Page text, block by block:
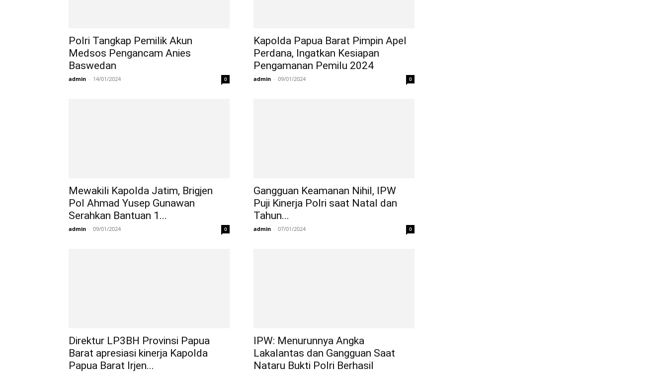
Polri Tangkap Pemilik Akun
Medsos Pengancam Anies
Baswedan
admin - 14/01/2024 0
Kapolda Papua Barat Pimpin Apel
Perdana, Ingatkan Kesiapan
Pengamanan Pemilu 2024
admin - 09/01/2024 0
Mewakili Kapolda Jatim, Brigjen
Pol Ahmad Yusep Gunawan
Serahkan Bantuan 1...
admin - 09/01/2024 0
Gangguan Keamanan Nihil, IPW
Puji Kinerja Polri saat Natal dan
Tahun...
admin - 07/01/2024 0
Direktur LP3BH Provinsi Papua
Barat apresiasi kinerja Kapolda
Papua Barat Irjen...
IPW: Menurunnya Angka
Lakalantas dan Gangguan Saat
Nataru Bukti Polri Berhasil